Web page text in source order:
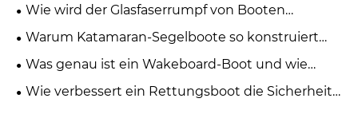
Wie wird der Glasfaserrumpf von Booten
hergestellt?
Warum Katamaran-Segelboote so konstruiert
sind
Was genau ist ein Wakeboard-Boot und wie
funktioniert es?
Wie verbessert ein Rettungsboot die Sicherheit